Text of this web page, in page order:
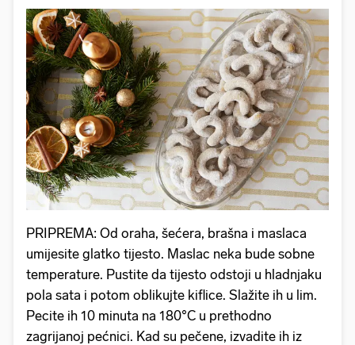
PRIPREMA: Od oraha, šećera, brašna i maslaca
umijesite glatko tijesto. Maslac neka bude sobne
temperature. Pustite da tijesto odstoji u hladnjaku
pola sata i potom oblikujte kiflice. Slažite ih u lim.
Pecite ih 10 minuta na 180°C u prethodno
zagrijanoj pećnici. Kad su pečene, izvadite ih iz